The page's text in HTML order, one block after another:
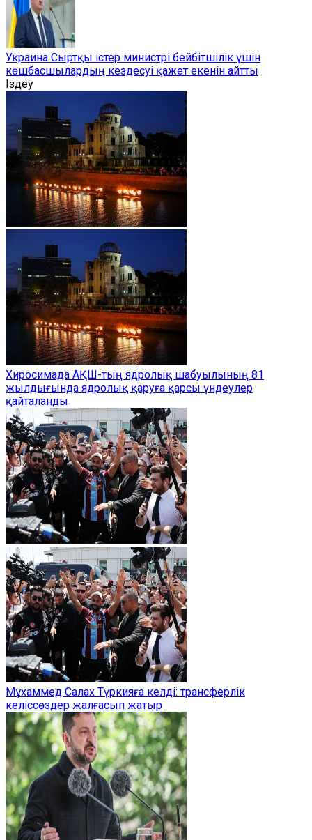
Украина Сыртқы істер министрі бейбітшілік үшін
көшбасшылардың кездесуі қажет екенін айтты
Іздеу
Хиросимада АҚШ-тың ядролық шабуылының 81
жылдығында ядролық қаруға қарсы үндеулер
қайталанды
Мұхаммед Салах Түркияға келді: трансферлік
келіссөздер жалғасып жатыр